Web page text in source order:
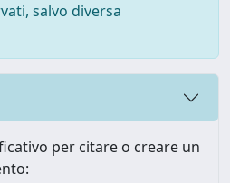
salvo diversa
per citare o creare un